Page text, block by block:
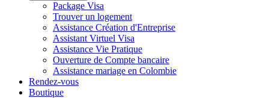
Package Visa
Trouver un logement
Assistance Création d'Entreprise
Assistant Virtuel Visa
Assistance Vie Pratique
Ouverture de Compte bancaire
Assistance mariage en Colombie
Rendez-vous
Boutique